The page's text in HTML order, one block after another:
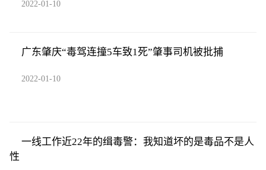
2022-01-10
广东肇庆“毒驾连撞5车致1死”肇事司机被批捕
2022-01-10
一线工作近22年的缉毒警：我知道坏的是毒品不是人
性